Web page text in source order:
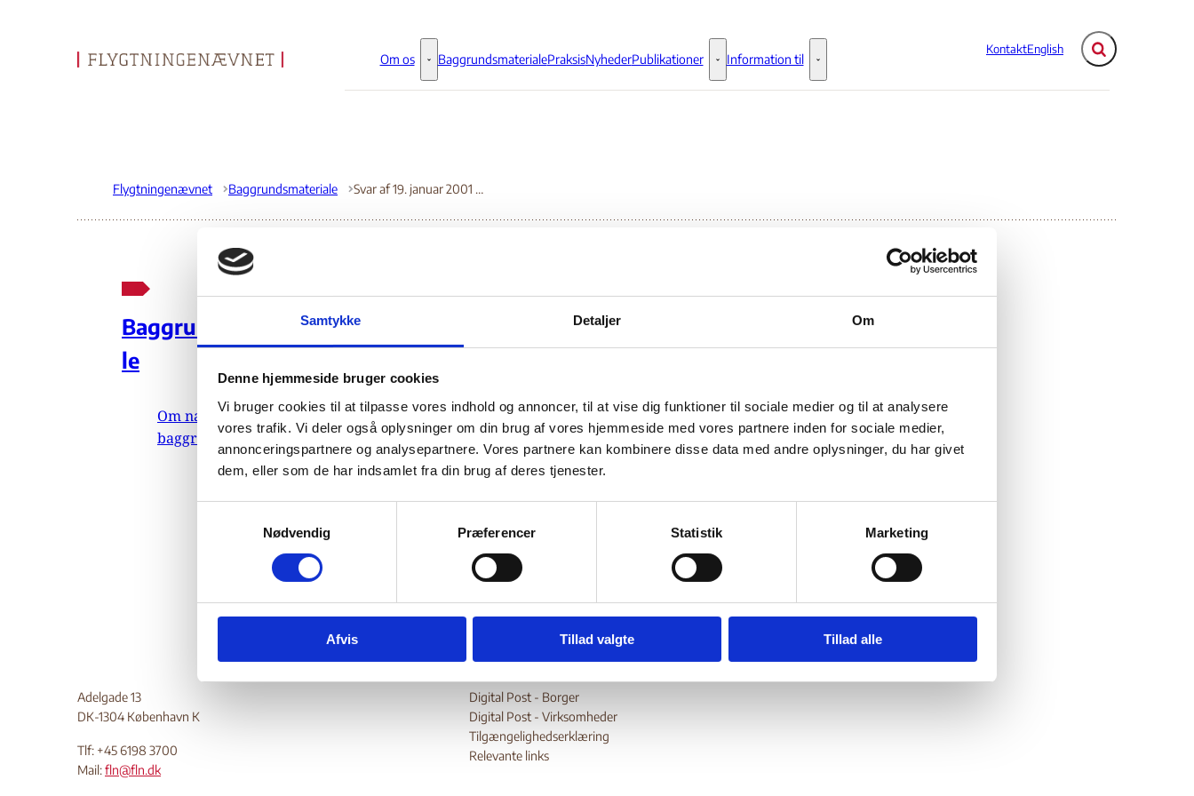
Samtykke Detaljer Om
Denne hjemmeside bruger cookies
Vi bruger cookies til at tilpasse vores indhold og annoncer, til at vise dig funktioner til sociale medier og til at analysere
vores trafik. Vi deler også oplysninger om din brug af vores hjemmeside med vores partnere inden for sociale medier,
annonceringspartnere og analysepartnere. Vores partnere kan kombinere disse data med andre oplysninger, du har givet
dem, eller som de har indsamlet fra din brug af deres tjenester.
v
l
Nødvendig Præferencer Statistik Marketing
Afvis Tillad valgte Tillad alle
Gå til forsiden
KontaktEnglish Fold søgefelt ud
Om os Om os - Flere links
BaggrundsmaterialePraksisNyhederPublikationer Publikationer - Flere links
Information til Information til - Flere links
Flygtningenævnet Baggrundsmateriale Svar af 19. januar 2001 på Udlændingestyrelsens høring af 19. oktober 2000
Baggrundsmateria
le
Om nævnets
baggrundsmateriale
Svar af 19. januar 2001 på
Udlændingestyrelsens
høring af 19. oktober 2000
19.01.2001 Bilag 199Udenrigsministeriet
Udenrigsministeriet svar af 19. januar 2001 på Udlændingestyrelsens høring af 19.
oktober 2000 om enirakisk statsborgers mulighed for at få
i Egypten, blandt andet på baggrund af ægteskab med en
egyptisk statsborger.
Adelgade 13
DK-1304 København K
Tlf: +45 6198 3700
Mail:fln@fln.dk
Digital Post - Borger
Digital Post - Virksomheder
Tilgængelighedserklæring
Relevante links